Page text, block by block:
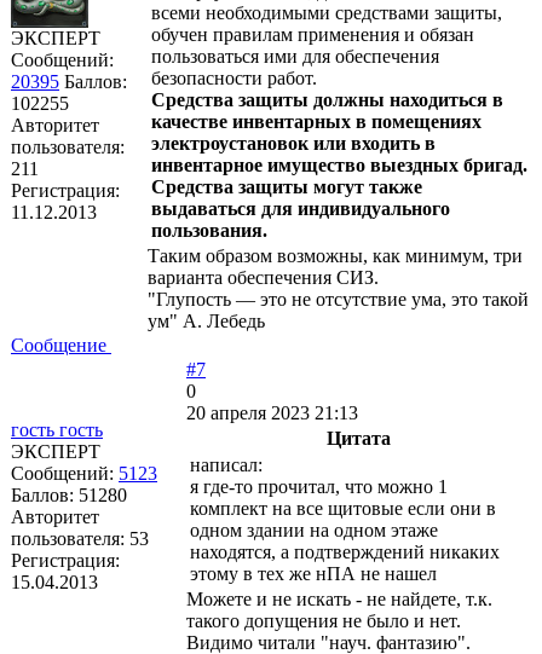
ЭКСПЕРТ
Сообщений:
20395 Баллов:
102255
Авторитет
пользователя:
211
Регистрация:
11.12.2013
всеми необходимыми средствами защиты,
обучен правилам применения и обязан
пользоваться ими для обеспечения
безопасности работ.
Средства защиты должны находиться в
качестве инвентарных в помещениях
электроустановок или входить в
инвентарное имущество выездных бригад.
Средства защиты могут также
выдаваться для индивидуального
пользования.
Таким образом возможны, как минимум, три
варианта обеспечения СИЗ.
"Глупость — это не отсутствие ума, это такой
ум" А. Лебедь
Сообщение
гость гость
ЭКСПЕРТ
Сообщений: 5123
Баллов: 51280
Авторитет
пользователя: 53
Регистрация:
15.04.2013
#7
0
20 апреля 2023 21:13
Цитата
написал:
я где-то прочитал, что можно 1
комплект на все щитовые если они в
одном здании на одном этаже
находятся, а подтверждений никаких
этому в тех же нПА не нашел
Можете и не искать - не найдете, т.к.
такого допущения не было и нет.
Видимо читали "науч. фантазию".